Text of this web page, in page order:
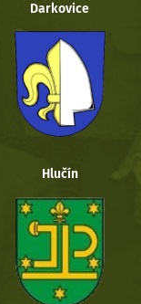
Darkovice
Hlučín